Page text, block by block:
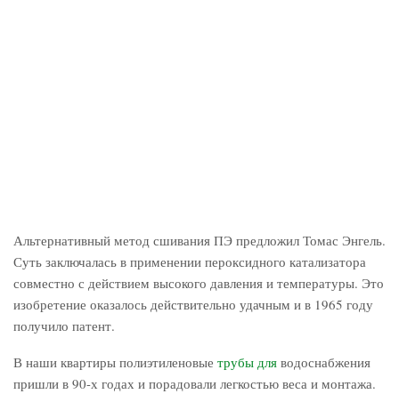
Альтернативный метод сшивания ПЭ предложил Томас Энгель.
Суть заключалась в применении пероксидного катализатора
совместно с действием высокого давления и температуры. Это
изобретение оказалось действительно удачным и в 1965 году
получило патент.
В наши квартиры полиэтиленовые трубы для водоснабжения
пришли в 90-х годах и порадовали легкостью веса и монтажа.